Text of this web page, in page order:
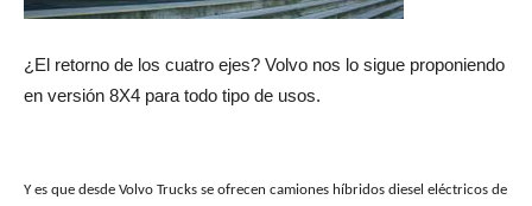
¿El retorno de los cuatro ejes? Volvo nos lo sigue proponiendo
en versión 8X4 para todo tipo de usos.
Y es que desde Volvo Trucks se ofrecen camiones híbridos diesel eléctricos de